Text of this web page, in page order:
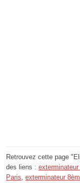
Retrouvez cette page
des liens :
Paris exterminateur